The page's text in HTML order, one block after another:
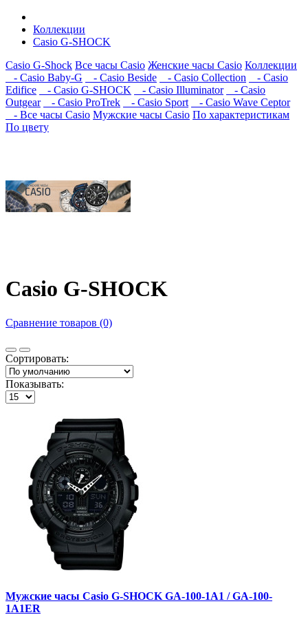
Коллекции
Casio G-SHOCK
Casio G-Shock Все часы Casio Женские часы Casio Коллекции
- Casio Baby-G
- Casio Beside - Casio Collection
- Casio
Edifice
- Casio G-SHOCK - Casio Illuminator
- Casio
Outgear
- Casio ProTrek - Casio Sport
- Casio Wave Ceptor
- Все часы Casio Мужские часы Casio По характеристикам
По цвету
Casio G-SHOCK
Сравнение товаров (0)
Сортировать:
Показывать:
Мужские часы Casio G-SHOCK GA-100-1A1 / GA-100-
1A1ER